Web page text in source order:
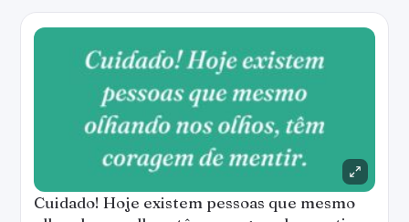
Cuidado! Hoje existem pessoas que mesmo